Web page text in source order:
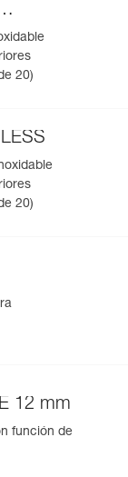
20)
20)
12 mm
función de